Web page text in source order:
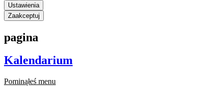
Ustawienia
Zaakceptuj
pagina
Kalendarium
Pominąłeś menu